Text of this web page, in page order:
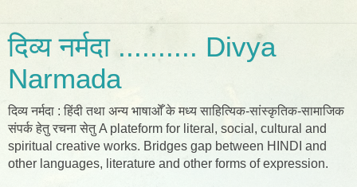
दिव्य नर्मदा .......... Divya
Narmada
दिव्य नर्मदा : हिंदी तथा अन्य भाषाओँ के मध्य साहित्यिक-सांस्कृतिक-सामाजिक
संपर्क हेतु रचना सेतु A plateform for literal, social, cultural and
spiritual creative works. Bridges gap between HINDI and
other languages, literature and other forms of expression.